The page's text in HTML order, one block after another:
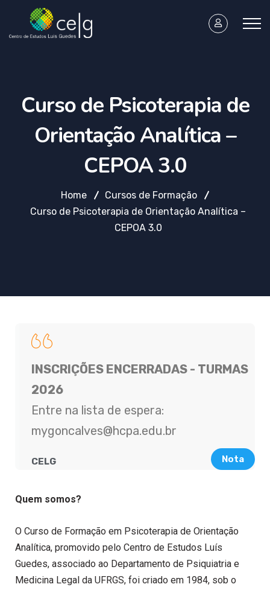
Curso de Psicoterapia de
Orientação Analítica –
CEPOA 3.0
Home
Cursos de Formação
Curso de Psicoterapia de Orientação Analítica –
CEPOA 3.0
INSCRIÇÕES ENCERRADAS - TURMAS
2026
Entre na lista de espera:
mygoncalves@hcpa.edu.br
CELG Nota
Quem somos?
O Curso de Formação em Psicoterapia de Orientação
Analítica, promovido pelo Centro de Estudos Luís
Guedes, associado ao Departamento de Psiquiatria e
Medicina Legal da UFRGS, foi criado em 1984, sob o